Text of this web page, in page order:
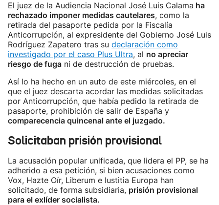
El juez de la Audiencia Nacional José Luis Calama ha
rechazado imponer medidas cautelares, como la
retirada del pasaporte pedida por la Fiscalía
Anticorrupción, al expresidente del Gobierno José Luis
Rodríguez Zapatero tras su declaración como
investigado por el caso Plus Ultra, al no apreciar
riesgo de fuga ni de destrucción de pruebas.
Así lo ha hecho en un auto de este miércoles, en el
que el juez descarta acordar las medidas solicitadas
por Anticorrupción, que había pedido la retirada de
pasaporte, prohibición de salir de España y
comparecencia quincenal ante el juzgado.
Solicitaban prisión provisional
La acusación popular unificada, que lidera el PP, se ha
adherido a esa petición, si bien acusaciones como
Vox, Hazte Oír, Liberum e Iustitia Europa han
solicitado, de forma subsidiaria, prisión provisional
para el exlíder socialista.